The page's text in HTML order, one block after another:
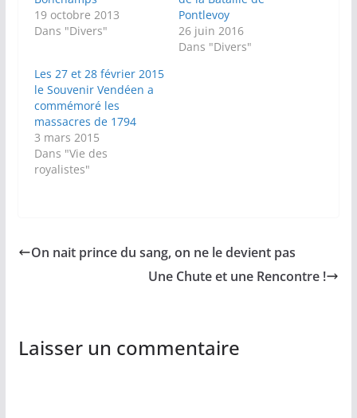
19 octobre 2013
Dans "Divers"
Pontlevoy
26 juin 2016
Dans "Divers"
Les 27 et 28 février 2015
le Souvenir Vendéen a
commémoré les
massacres de 1794
3 mars 2015
Dans "Vie des
royalistes"
On nait prince du sang, on ne le devient pas
Une Chute et une Rencontre !
Laisser un commentaire